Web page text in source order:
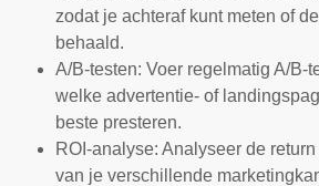
zodat je achteraf kunt meten of
behaald.
A/B-testen: Voer regelmatig A/B-
welke advertentie- of
beste presteren.
ROI-analyse: Analyseer de
van je verschillende